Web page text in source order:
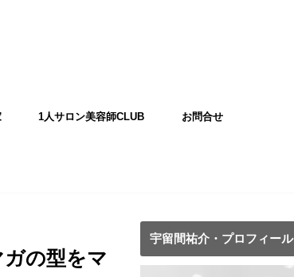
1人サロン美容師CLUB お問合せ
ガの型をマ
宇留間祐介・プロフィール